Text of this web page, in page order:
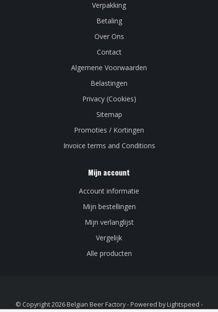
Verpakking
Betaling
Over Ons
Contact
Algemene Voorwaarden
Belastingen
Privacy (Cookies)
Sitemap
Promoties / Kortingen
Invoice terms and Conditions
Mijn account
Account informatie
Mijn bestellingen
Mijn verlanglijst
Vergelijk
Alle producten
© Copyright 2026 Belgian Beer Factory - Powered by Lightspeed -